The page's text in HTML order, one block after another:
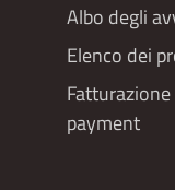
Albo degli
Elenco dei
payment